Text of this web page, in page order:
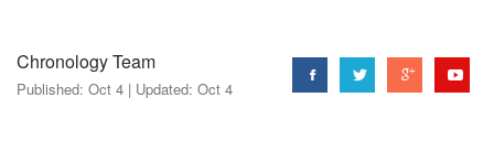
Chronology Team
Published: Oct 4 | Updated: Oct 4